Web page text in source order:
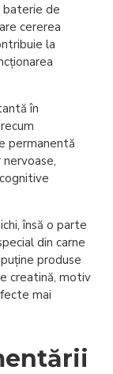
baterie de
cererea
la
în
permanentă
însă o parte
din carne
produse
creatină, motiv
mai